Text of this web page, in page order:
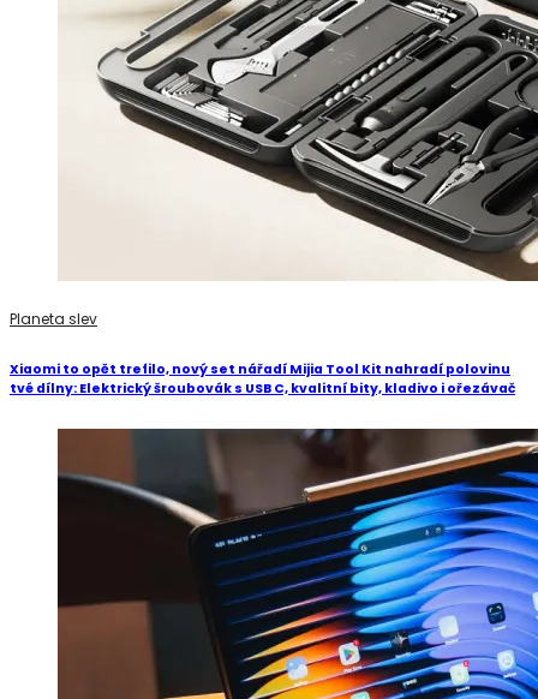
Planeta slev
Xiaomi to opět trefilo, nový set nářadí Mijia Tool Kit nahradí polovinu
tvé dílny: Elektrický šroubovák s USB C, kvalitní bity, kladivo i ořezávač